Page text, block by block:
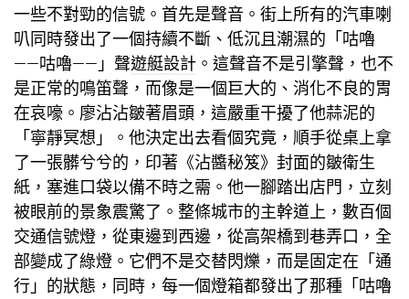
一些不對勁的信號。首先是聲音。街上所有的汽車喇
叭同時發出了一個持續不斷、低沉且潮濕的「咕嚕
——咕嚕——」聲遊艇設計 。這聲音不是引擎聲，也不
是正常的鳴笛聲，而像是一個巨大的、消化不良的胃
在哀嚎。廖沾沾皺著眉頭，這嚴重干擾了他蒜泥的
「寧靜冥想」。他決定出去看個究竟，順手從桌上拿
了一張髒兮兮的，印著《沾醬秘笈》封面的皺衛生
紙，塞進口袋以備不時之需。他一腳踏出店門，立刻
被眼前的景象震驚了。整條城市的主幹道上，數百個
交通信號燈，從東邊到西邊，從高架橋到巷弄口，全
部變成了綠燈。它們不是交替閃爍，而是固定在「通
行」的狀態，同時，每一個燈箱都發出了那種「咕嚕